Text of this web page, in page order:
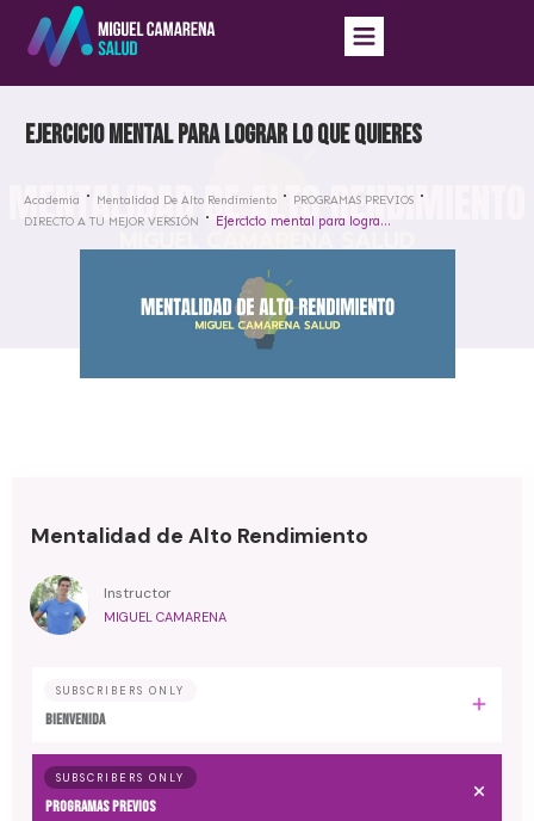
Ejercicio mental para lograr lo que quieres
Academia Mentalidad De Alto Rendimiento
PROGRAMAS PREVIOS
DIRECTO A TU MEJOR VERSIÓN
Ejercicio mental para lograr lo que quieres
Mentalidad de Alto Rendimiento
Instructor
MIGUEL CAMARENA
SUBSCRIBERS ONLY
BIENVENIDA
SUBSCRIBERS ONLY
PROGRAMAS PREVIOS